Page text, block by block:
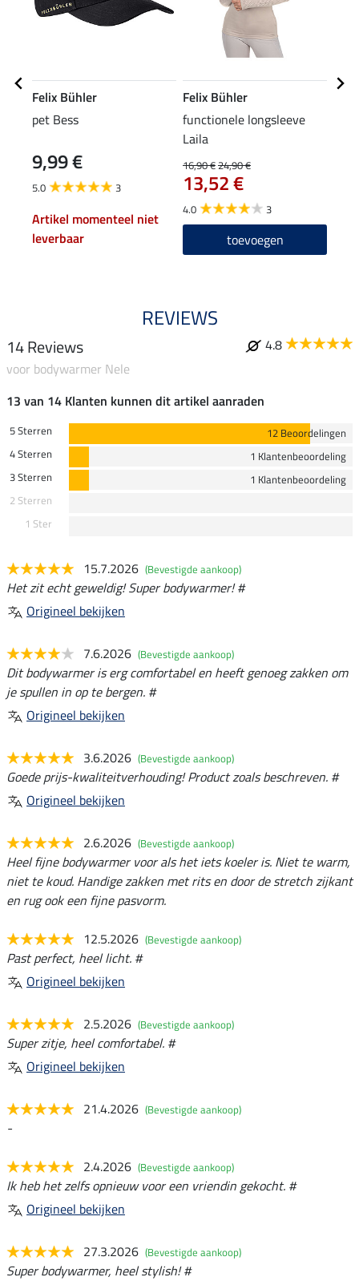
Felix Bühler
pet Bess
9,99 €
5.0 3
Artikel momenteel niet
leverbaar
Felix Bühler
functionele longsleeve
Laila
16,90 €24,90 €
13,52 €
4.0 3
toevoegen
REVIEWS
14 Reviews
4.8
voor bodywarmer Nele
13 van 14 Klanten kunnen dit artikel aanraden
5 Sterren
12 Beoordelingen
4 Sterren
1 Klantenbeoordeling
3 Sterren
1 Klantenbeoordeling
2 Sterren
1 Ster
15.7.2026 (Bevestigde aankoop)
Het zit echt geweldig! Super bodywarmer! #
Origineel bekijken
7.6.2026 (Bevestigde aankoop)
Dit bodywarmer is erg comfortabel en heeft genoeg zakken om
je spullen in op te bergen. #
Origineel bekijken
3.6.2026 (Bevestigde aankoop)
Goede prijs-kwaliteitverhouding! Product zoals beschreven. #
Origineel bekijken
2.6.2026 (Bevestigde aankoop)
Heel fijne bodywarmer voor als het iets koeler is. Niet te warm,
niet te koud. Handige zakken met rits en door de stretch zijkant
en rug ook een fijne pasvorm.
12.5.2026 (Bevestigde aankoop)
Past perfect, heel licht. #
Origineel bekijken
2.5.2026 (Bevestigde aankoop)
Super zitje, heel comfortabel. #
Origineel bekijken
21.4.2026 (Bevestigde aankoop)
-
2.4.2026 (Bevestigde aankoop)
Ik heb het zelfs opnieuw voor een vriendin gekocht. #
Origineel bekijken
27.3.2026 (Bevestigde aankoop)
Super bodywarmer, heel stylish! #